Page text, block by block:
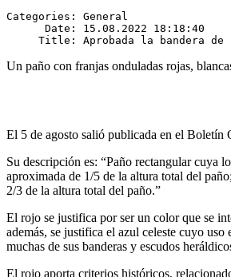
Categories: General
      Date: 15.08.2022 18:18:40
Un paño con franjas onduladas rojas,
El 5 de agosto salió publicada en el Boletín
Su descripción es: “Paño rectangular cuya
aproximada de 1/5 de la altura total del
2/3 de la altura total del paño.”
El rojo se justifica por ser un color que se
además, se justifica el azul celeste cuyo
muchas de sus banderas y escudos
El rojo aporta criterios históricos,